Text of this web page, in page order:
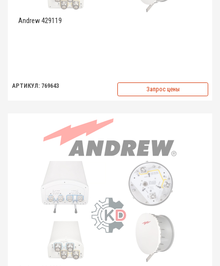
Andrew 429119
АРТИКУЛ: 769643 Запрос цены